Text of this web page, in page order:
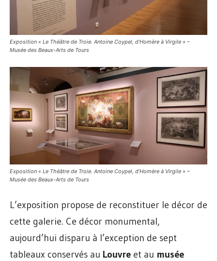
Exposition « Le Théâtre de Troie. Antoine Coypel, d’Homère à Virgile » –
Musée des Beaux-Arts de Tours
Exposition « Le Théâtre de Troie. Antoine Coypel, d’Homère à Virgile » –
Musée des Beaux-Arts de Tours
L’exposition propose de reconstituer le décor de
cette galerie. Ce décor monumental,
aujourd’hui disparu à l’exception de sept
tableaux conservés au Louvre et au musée